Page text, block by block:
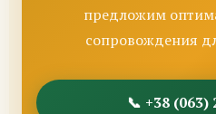
предложим
сопровождения
📞 +38 (063)